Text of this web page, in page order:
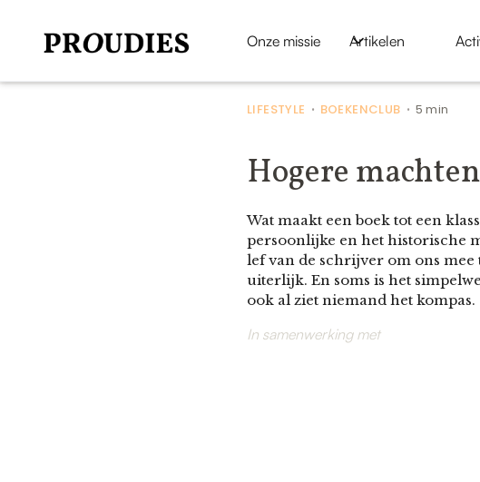
Onze missie Artikelen
LIFESTYLE • BOEKENCLUB • 5 min
Hogere
Wat maakt een boek tot een
persoonlijke en het historische
lef van de schrijver om ons
uiterlijk. En soms is het
ook al ziet niemand het kompas.
In samenwerking met